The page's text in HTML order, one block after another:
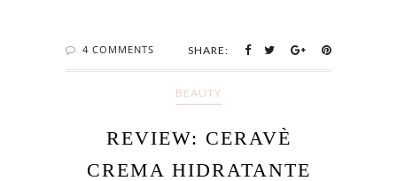
4 COMMENTS SHARE:
BEAUTY
REVIEW: CERAVÈ
CREMA HIDRATANTE